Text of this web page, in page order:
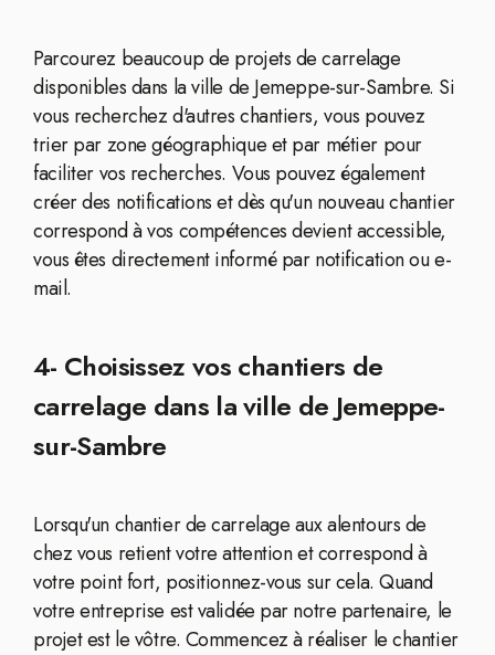
Parcourez beaucoup de projets de carrelage
disponibles dans la ville de Jemeppe-sur-Sambre. Si
vous recherchez d'autres chantiers, vous pouvez
trier par zone géographique et par métier pour
faciliter vos recherches. Vous pouvez également
créer des notifications et dès qu'un nouveau chantier
correspond à vos compétences devient accessible,
vous êtes directement informé par notification ou e-
mail.
4- Choisissez vos chantiers de
carrelage dans la ville de Jemeppe-
sur-Sambre
Lorsqu'un chantier de carrelage aux alentours de
chez vous retient votre attention et correspond à
votre point fort, positionnez-vous sur cela. Quand
votre entreprise est validée par notre partenaire, le
projet est le vôtre. Commencez à réaliser le chantier